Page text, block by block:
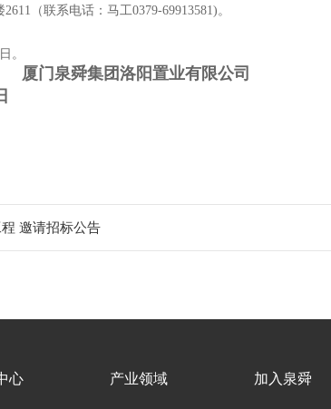
2611（联系电话 ：马工0379-69913581 ) 。
。
厦门泉舜集团洛阳置业有限公司
邀请招标公告
心 产业领域 加入泉舜